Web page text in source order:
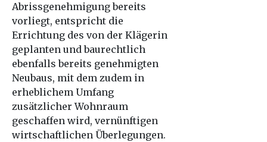
Abrissgenehmigung bereits
vorliegt, entspricht die
Errichtung des von der Klägerin
geplanten und baurechtlich
ebenfalls bereits genehmigten
Neubaus, mit dem zudem in
erheblichem Umfang
zusätzlicher Wohnraum
geschaffen wird, vernünftigen
wirtschaftlichen Überlegungen.